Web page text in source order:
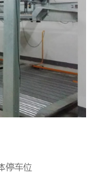
停车位